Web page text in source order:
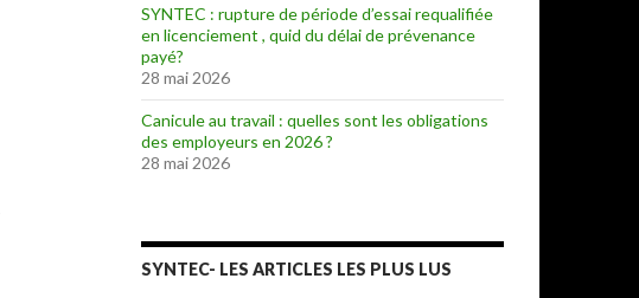
SYNTEC : rupture de période d’essai requalifiée
en licenciement , quid du délai de prévenance
payé?
28 mai 2026
Canicule au travail : quelles sont les obligations
des employeurs en 2026 ?
28 mai 2026
SYNTEC- LES ARTICLES LES PLUS LUS